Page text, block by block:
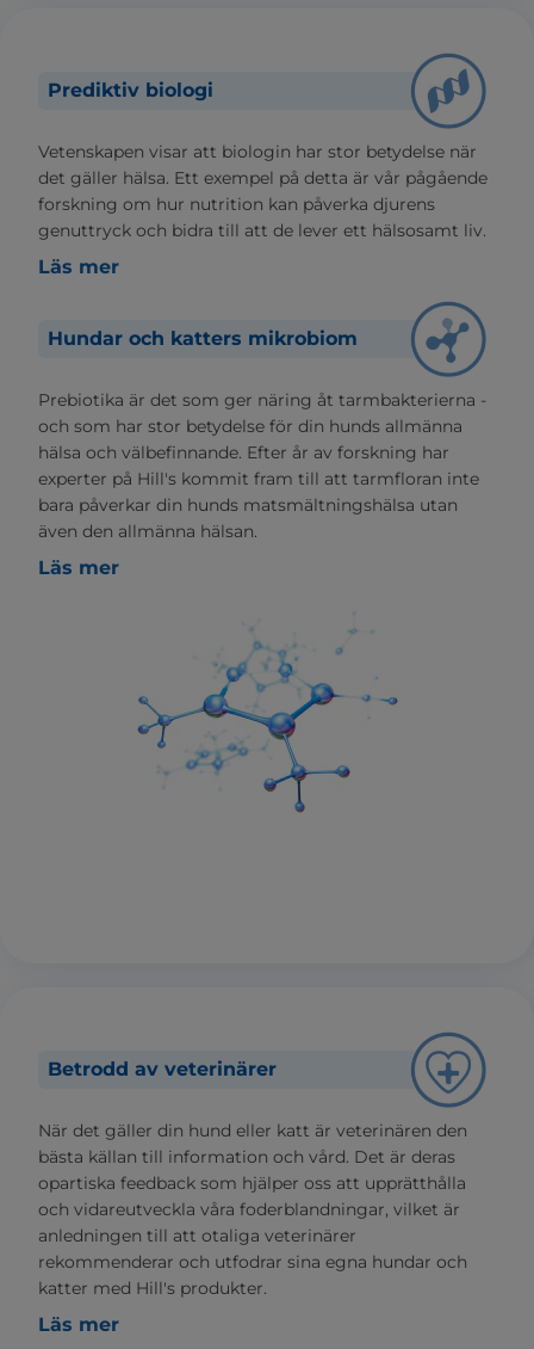
Prediktiv biologi
Vetenskapen visar att biologin har stor betydelse när
det gäller hälsa. Ett exempel på detta är vår pågående
forskning om hur nutrition kan påverka djurens
genuttryck och bidra till att de lever ett hälsosamt liv.
Läs mer
Hundar och katters mikrobiom
Prebiotika är det som ger näring åt tarmbakterierna -
och som har stor betydelse för din hunds allmänna
hälsa och välbefinnande. Efter år av forskning har
experter på Hill's kommit fram till att tarmfloran inte
bara påverkar din hunds matsmältningshälsa utan
även den allmänna hälsan.
Läs mer
Betrodd av veterinärer
När det gäller din hund eller katt är veterinären den
bästa källan till information och vård. Det är deras
opartiska feedback som hjälper oss att upprätthålla
och vidareutveckla våra foderblandningar, vilket är
anledningen till att otaliga veterinärer
rekommenderar och utfodrar sina egna hundar och
katter med Hill's produkter.
Läs mer